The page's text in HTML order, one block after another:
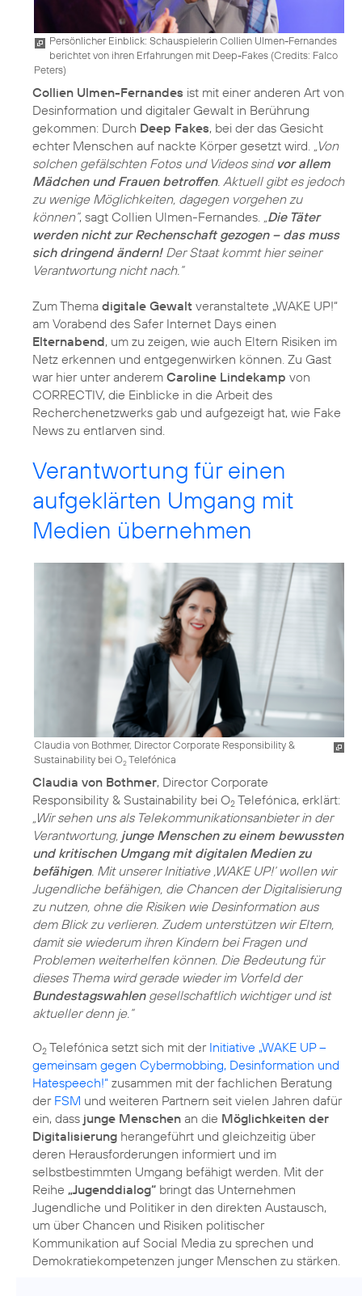
Persönlicher Einblick: Schauspielerin Collien Ulmen-Fernandes
berichtet von ihren Erfahrungen mit Deep-Fakes (Credits: Falco
Peters)
Collien Ulmen-Fernandes ist mit einer anderen Art von
Desinformation und digitaler Gewalt in Berührung
gekommen: Durch Deep Fakes, bei der das Gesicht
echter Menschen auf nackte Körper gesetzt wird.
„Von
solchen gefälschten Fotos und Videos sind vor allem
Mädchen und Frauen betroffen. Aktuell gibt es jedoch
zu wenige Möglichkeiten, dagegen vorgehen zu
können“, sagt Collien Ulmen-Fernandes.
Die Täter
werden nicht zur Rechenschaft gezogen – das muss
sich dringend ändern!Der Staat kommt hier seiner
Verantwortung nicht nach.“
Zum Thema digitale Gewalt veranstaltete „WAKE UP!“
am Vorabend des Safer Internet Days einen
Elternabend, um zu zeigen, wie auch Eltern Risiken im
Netz erkennen und entgegenwirken können. Zu Gast
war hier unter anderem Caroline Lindekamp von
CORRECTIV, die Einblicke in die Arbeit des
Recherchenetzwerks gab und aufgezeigt hat, wie Fake
News zu entlarven sind.
Verantwortung für einen
aufgeklärten Umgang mit
Medien übernehmen
Claudia von Bothmer, Director Corporate Responsibility &
Sustainability bei O2Telefónica
Claudia von Bothmer, Director Corporate
Responsibility & Sustainability bei O2 Telefónica, erklärt:
„Wir sehen uns als Telekommunikationsanbieter in der
Verantwortung, junge Menschen zu einem bewussten
und kritischen Umgang mit digitalen Medien zu
befähigen. Mit unserer Initiative ‚WAKE UP!‘ wollen wir
Jugendliche befähigen, die Chancen der Digitalisierung
zu nutzen, ohne die Risiken wie Desinformation aus
dem Blick zu verlieren. Zudem unterstützen wir Eltern,
damit sie wiederum ihren Kindern bei Fragen und
Problemen weiterhelfen können. Die Bedeutung für
dieses Thema wird gerade wieder im Vorfeld der
Bundestagswahlengesellschaftlich wichtiger und ist
aktueller denn je.“
O2 Telefónica setzt sich mit der Initiative „WAKE UP –
gemeinsam gegen Cybermobbing, Desinformation und
Hatespeech!“ zusammen mit der fachlichen Beratung
der FSM und weiteren Partnern seit vielen Jahren dafür
ein, dass junge Menschen an die Möglichkeiten der
Digitalisierung herangeführt und gleichzeitig über
deren Herausforderungen informiert und im
selbstbestimmten Umgang befähigt werden. Mit der
Reihe „Jugenddialog“ bringt das Unternehmen
Jugendliche und Politiker in den direkten Austausch,
um über Chancen und Risiken politischer
Kommunikation auf Social Media zu sprechen und
Demokratiekompetenzen junger Menschen zu stärken.